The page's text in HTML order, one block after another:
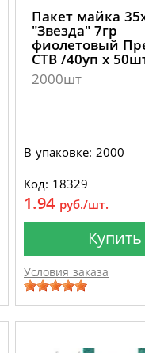
Пакет майка
"Звезда" 7гр
фиолетовый
СТВ /40уп х
2000шт
В упаковке: 2000
Код: 18329
1.94 руб./шт.
Купить
Условия заказа